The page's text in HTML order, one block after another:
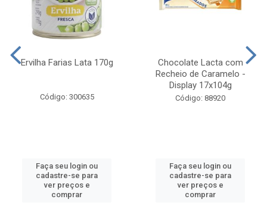
Ervilha Farias Lata 170g
Código: 300635
Faça seu login ou
cadastre-se para
ver preços e
comprar
Chocolate Lacta com
Recheio de Caramelo -
Display 17x104g
Código: 88920
Faça seu login ou
cadastre-se para
ver preços e
comprar